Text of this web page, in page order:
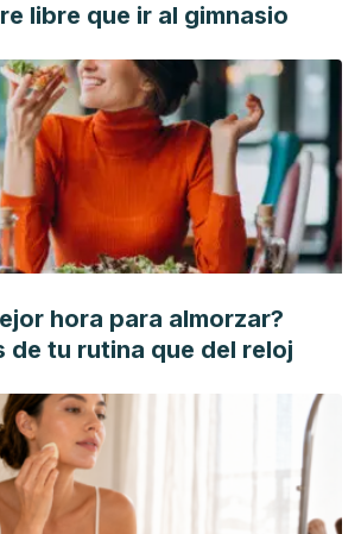
libre que ir al gimnasio
hora para almorzar?
de tu rutina que del reloj